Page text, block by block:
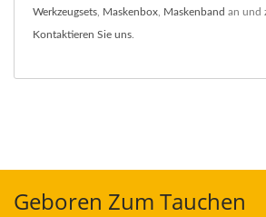
Werkzeugsets Maskenbox Maskenband an und
Kontaktieren Sie uns
Geboren Zum Tauchen